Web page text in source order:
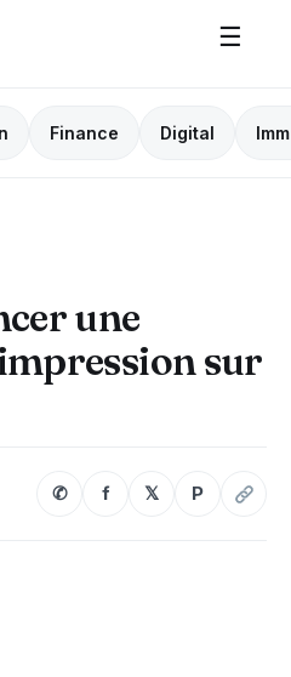
☰
Finance Digital
une
sur
✆ f 𝕏 P